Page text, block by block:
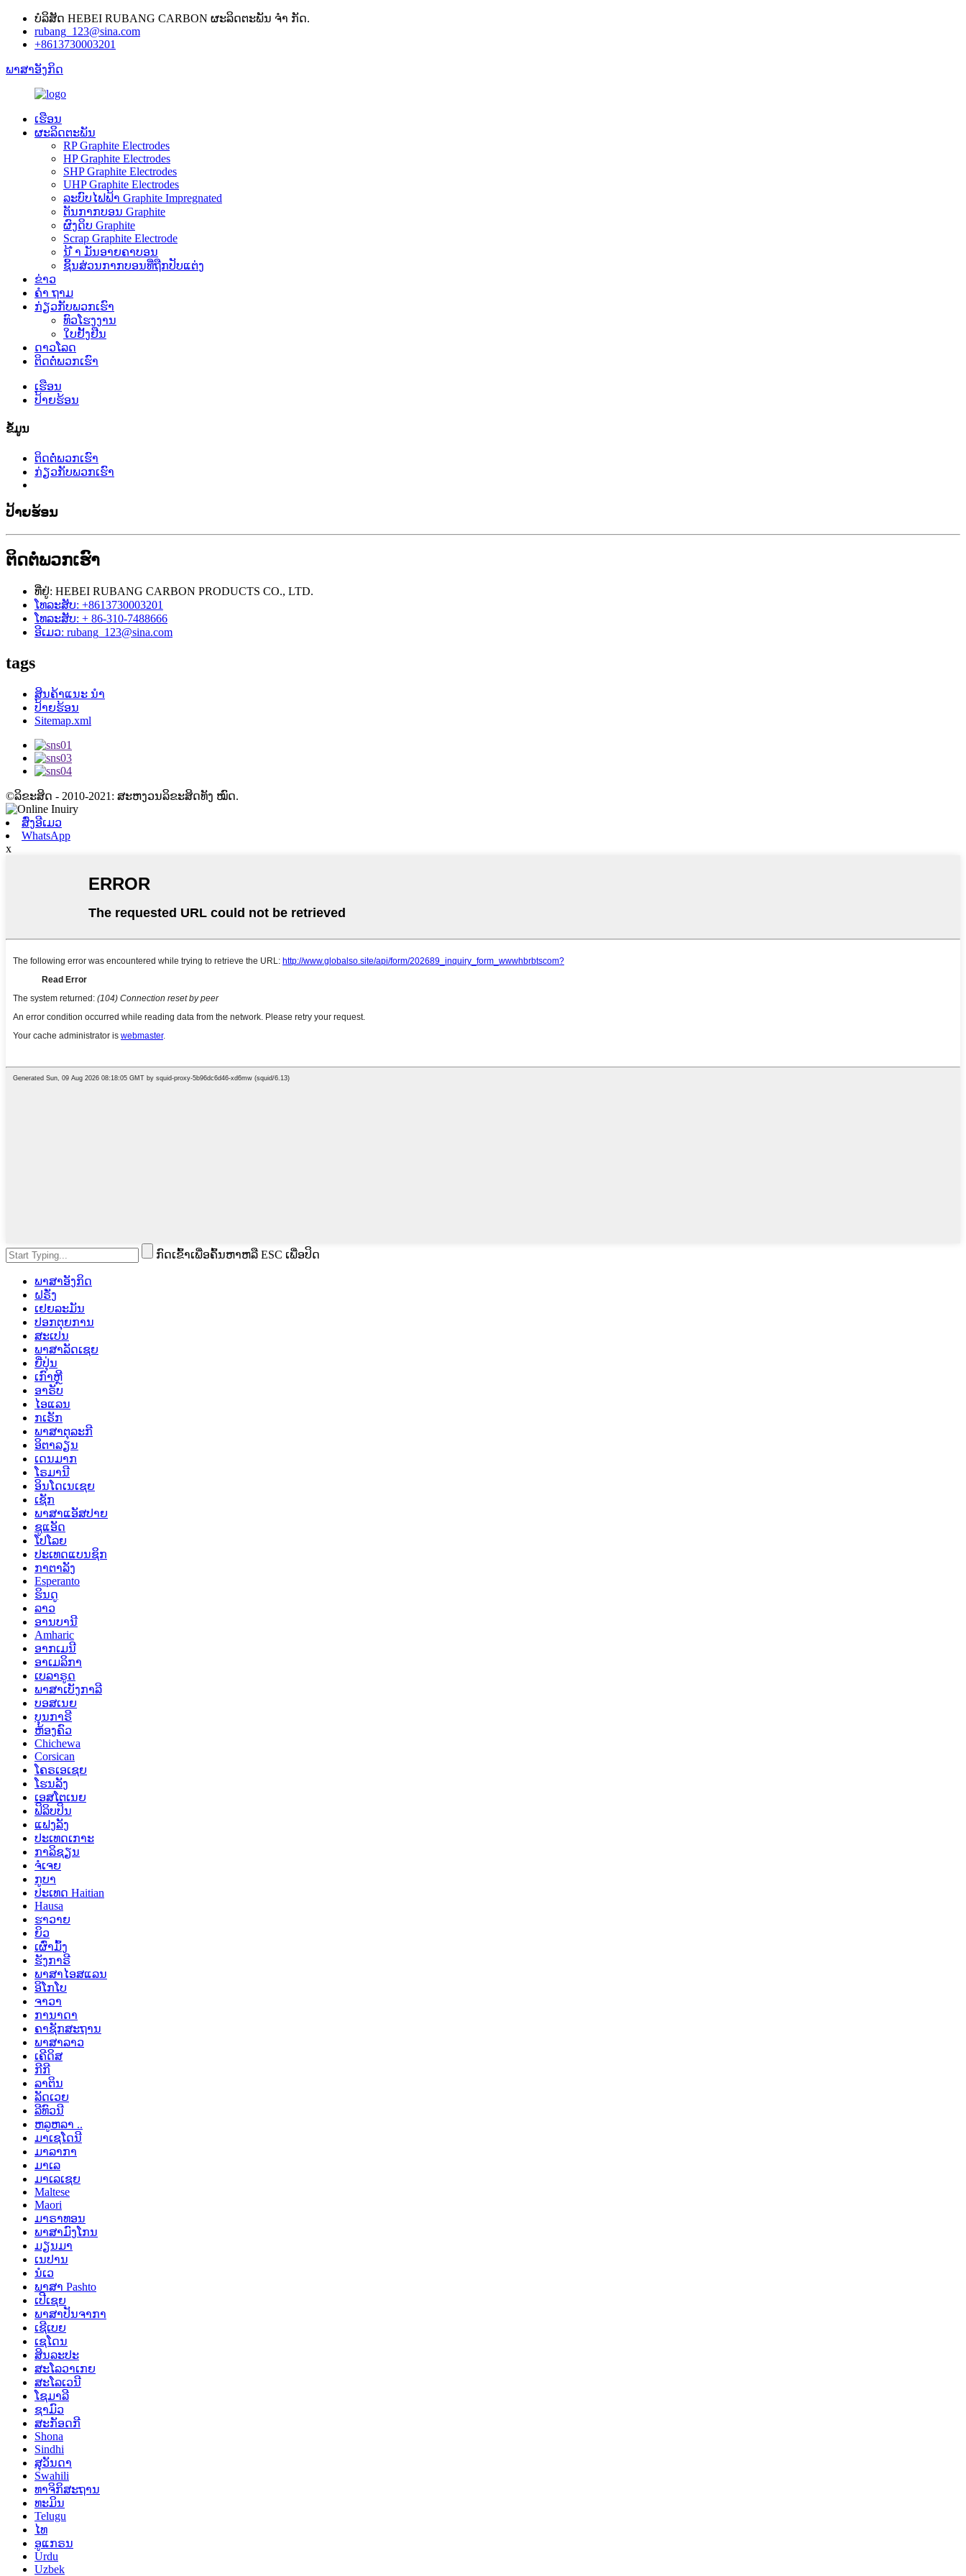
ບໍລິສັດ HEBEI RUBANG CARBON ຜະລິດຕະພັນ ຈຳ ກັດ.
rubang_123@sina.com
+8613730003201
ພາສາອັງກິດ
ເຮືອນ
ຜະລິດຕະພັນ
RP Graphite Electrodes
HP Graphite Electrodes
SHP Graphite Electrodes
UHP Graphite Electrodes
ລະບົບໄຟຟ້າ Graphite Impregnated
ຕັນກາກບອນ Graphite
ຜົງດິບ Graphite
Scrap Graphite Electrode
ນ້ ຳ ມັນອາຍຄາບອນ
ຊິ້ນສ່ວນກາກບອນທີ່ຖືກປັບແຕ່ງ
ຂ່າວ
ຄຳ ຖາມ
ກ່ຽວ​ກັບ​ພວກ​ເຮົາ
ທົວໂຮງງານ
ໃບຢັ້ງຢືນ
ດາວໂລດ
ຕິດ​ຕໍ່​ພວກ​ເຮົາ
ເຮືອນ
ປ້າຍຮ້ອນ
ຂໍ້ມູນ
ຕິດ​ຕໍ່​ພວກ​ເຮົາ
ກ່ຽວ​ກັບ​ພວກ​ເຮົາ
ປ້າຍຮ້ອນ
ຕິດ​ຕໍ່​ພວກ​ເຮົາ
ທີ່ຢູ່: HEBEI RUBANG CARBON PRODUCTS CO., LTD.
ໂທລະສັບ: +8613730003201
ໂທລະສັບ: + 86-310-7488666
ອີເມວ: rubang_123@sina.com
tags
ສິນຄ້າແນະ ນຳ
ປ້າຍຮ້ອນ
Sitemap.xml
©ລິຂະສິດ - 2010-2021: ສະຫງວນລິຂະສິດທັງ ໝົດ.
ສົ່ງອີເມວ
WhatsApp
x
ກົດເຂົ້າເພື່ອຄົ້ນຫາຫລື ESC ເພື່ອປິດ
ພາສາອັງກິດ
ຝຣັ່ງ
ເຢຍລະມັນ
ປອກຕຸຍການ
ສະເປນ
ພາສາລັດເຊຍ
ຍີ່ປຸ່ນ
ເກົາຫຼີ
ອາຣັບ
ໄອແລນ
ກເຣັກ
ພາສາຕຸລະກີ
ອິຕາລຽນ
ເດນມາກ
ໂຣມານີ
ອິນໂດເນເຊຍ
ເຊັກ
ພາສາແອັສປາຍ
ຊູແອັດ
ໂປໂລຍ
ປະເທດແບນຊິກ
ກາຕາລັງ
Esperanto
ຮິນດູ
ລາວ
ອານບານີ
Amharic
ອາກເມນີ
ອາເມລິກາ
ເບລາຣູດ
ພາສາເບັງກາລີ
ບອສເນຍ
ບຸນກາຣີ
ຫ້ອງຄົວ
Chichewa
Corsican
ໂຄຣເອເຊຍ
ໂຮນລັງ
ເອສໂຕເນຍ
ຟິລິບປິນ
ແຟງລັງ
ປະເທດເກາະ
ກາລິຊຽນ
ຈໍເຈຍ
ກູບາ
ປະເທດ Haitian
Hausa
ຮາວາຍ
ຍິວ
ເຜົ່າມົ້ງ
ຮັງກາຣີ
ພາສາໄອສແລນ
ອິໂກໂບ
ຈາວາ
ການາດາ
ຄາຊັກສະຖານ
ພາສາລາວ
ເຄີດິສ
ກີກີ
ລາຕິນ
ລັດເວຍ
ລີທົວນີ
ຫລູຫລາ ..
ມາເຊໂດນີ
ມາລາກາ
ມາເລ
ມາເລເຊຍ
Maltese
Maori
ມາຣາທອນ
ພາສາມົງໂກນ
ມຽນມາ
ເນປານ
ນໍເວ
ພາສາ Pashto
ເປີເຊຍ
ພາສາປັນຈາກາ
ເຊີເບຍ
ເຊໂດນ
ສິນລະປະ
ສະໂລວາເກຍ
ສະໂລເວນີ
ໂຊມາລີ
ຊາມົວ
ສະກັອດກີ
Shona
Sindhi
ສຸວັນດາ
Swahili
ທາຈິກິສະຖານ
ທະມິນ
Telugu
ໄທ
ອູແກຣນ
Urdu
Uzbek